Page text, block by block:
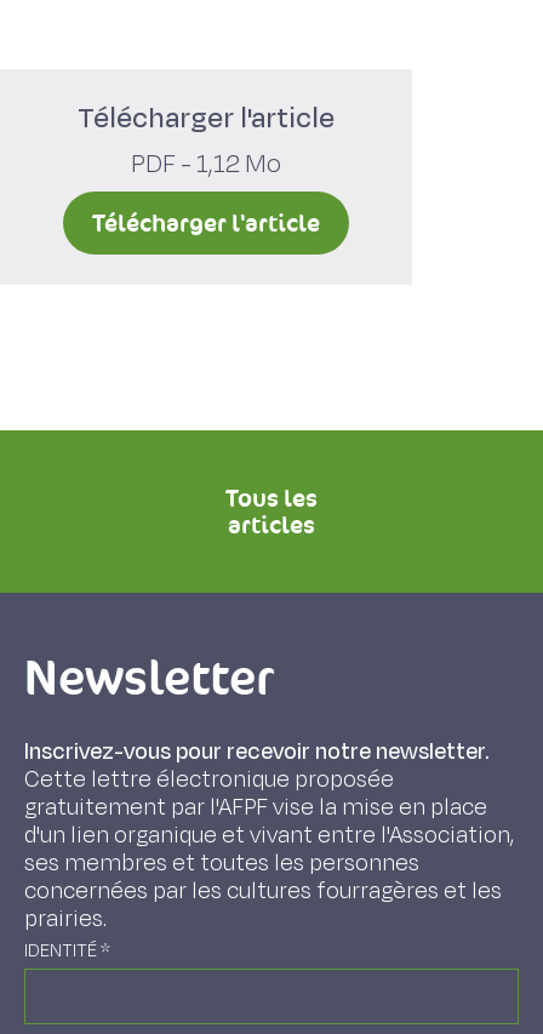
Télécharger l'article
PDF - 1,12 Mo
Télécharger l'article
Tous les
articles
Newsletter
Inscrivez-vous pour recevoir notre newsletter.
Cette lettre électronique proposée
gratuitement par l'AFPF vise la mise en place
d'un lien organique et vivant entre l'Association,
ses membres et toutes les personnes
concernées par les cultures fourragères et les
prairies.
IDENTITÉ*